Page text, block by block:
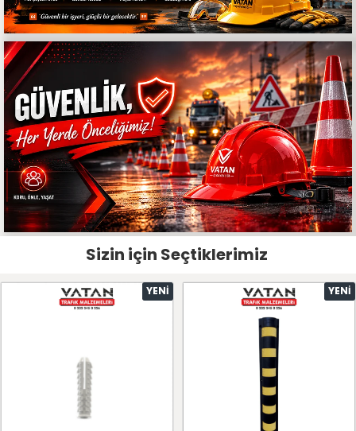
Sizin için Seçtiklerimiz
YENI YENI